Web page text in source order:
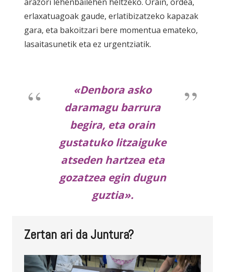
erlaxatuagoak gaude, erlatibizatzeko kapazak
gara, eta bakoitzari bere momentua emateko,
lasaitasunetik eta ez urgentziatik.
«Denbora asko
daramagu barrura
begira, eta orain
gustatuko litzaiguke
atseden hartzea eta
gozatzea egin dugun
guztia».
Zertan ari da Juntura?